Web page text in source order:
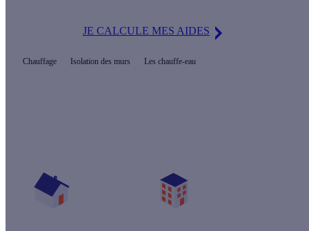
JE CALCULE MES AIDES
Chauffage Isolation des murs Les chauffe-eau